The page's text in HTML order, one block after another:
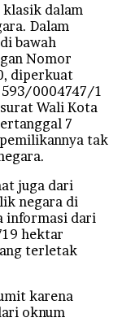
dalam
Dalam
bawah
Nomor
diperkuat
593/0004747/1
Wali Kota
7
tak
juga dari
negara di
informasi dari
hektar
terletak
karena
oknum